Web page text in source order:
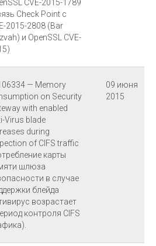
CVE-2015-1789
Check Point с
2015-2808 (Bar
и OpenSSL CVE-
— Memory
on Security
with enabled
Virus blade
during
of CIFS traffic
карты
шлюза
в случае
блейда
возрастает
контроля CIFS
09 июня
2015